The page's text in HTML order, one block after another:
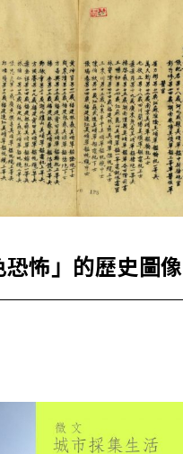
恐怖」的歷史圖像